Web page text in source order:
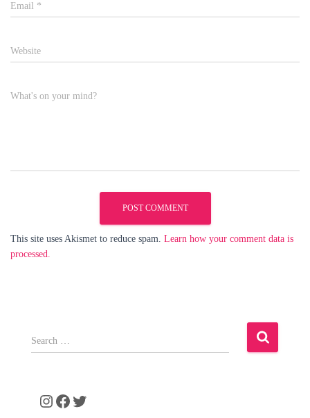
Email *
Website
What's on your mind?
This site uses Akismet to reduce spam. Learn how your comment data is
processed.
S
e
Instagram Facebook Twitter